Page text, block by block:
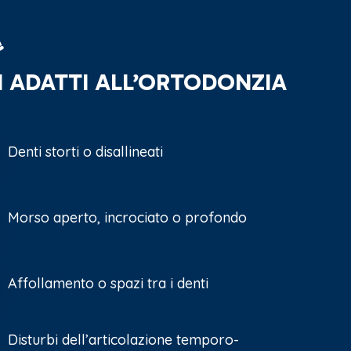
ADATTI ALL’ORTODONZIA
Denti storti o disallineati
Morso aperto, incrociato o profondo
Affollamento o spazi tra i denti
Disturbi dell’articolazione temporo-